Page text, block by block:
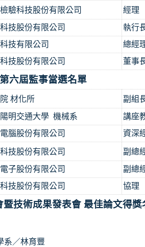
驗科技股份有限公司
經理
技股份有限公司
執行
技有限公司
總經
技股份有限公司 董事
屆監事當選名單
材化所
副組
明交通大學 機械系
講座
腦股份有限公司 資深
技股份有限公司
副總
子股份有限公司
副總
技股份有限公司 協理
暨技術成果發表會 最佳論文得獎
系／林育豐